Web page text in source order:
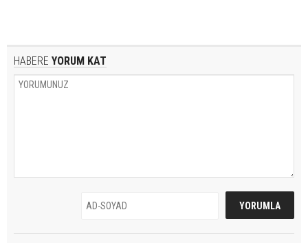
HABERE YORUM KAT